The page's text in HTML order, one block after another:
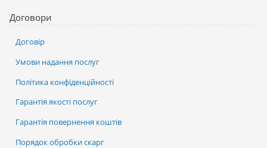
Договори
Договір
Умови надання послуг
Політика конфіденційності
Гарантія якості послуг
Гарантія повернення коштів
Порядок обробки скарг